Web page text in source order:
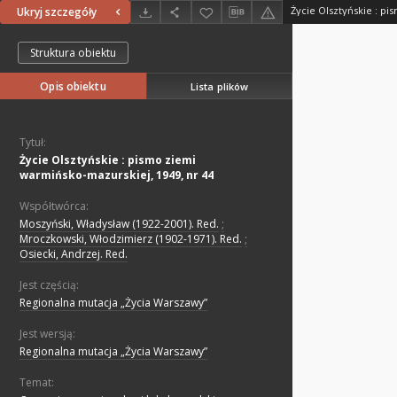
Ukryj szczegóły
Struktura obiektu
Opis obiektu Lista plików
Tytuł:
Życie Olsztyńskie : pismo ziemi
warmińsko-mazurskiej, 1949, nr 44
Współtwórca:
Moszyński, Władysław (1922-2001). Red. ;
Mroczkowski, Włodzimierz (1902-1971). Red. ;
Osiecki, Andrzej. Red.
Jest częścią:
Regionalna mutacja „Życia Warszawy”
Jest wersją:
Regionalna mutacja „Życia Warszawy”
Temat: